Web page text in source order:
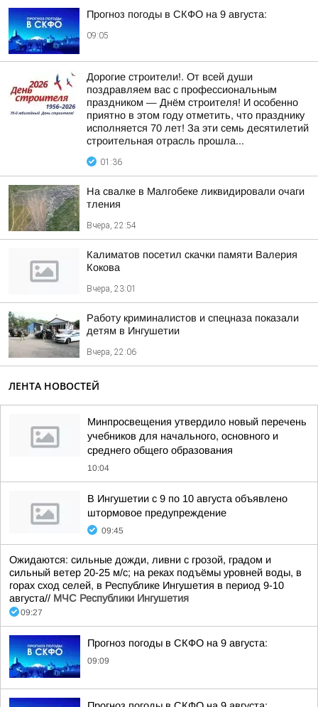
Прогноз погоды в СКФО на 9 августа:
09:05
Дорогие строители!. От всей души
поздравляем вас с профессиональным
праздником — Днём строителя! И особенно
приятно в этом году отметить, что празднику
исполняется 70 лет! За эти семь десятилетий
строительная отрасль прошла...
01:36
На свалке в Малгобеке ликвидировали очаги
тления
Вчера, 22:54
Калиматов посетил скачки памяти Валерия
Кокова
Вчера, 23:01
Работу криминалистов и спецназа показали
детям в Ингушетии
Вчера, 22:06
ЛЕНТА НОВОСТЕЙ
Минпросвещения утвердило новый перечень
учебников для начального, основного и
среднего общего образования
10:04
В Ингушетии с 9 по 10 августа объявлено
штормовое предупреждение
09:45
Ожидаются: сильные дожди, ливни с грозой, градом и
сильный ветер 20-25 м/с; на реках подъёмы уровней воды, в
горах сход селей, в Республике Ингушетия в период 9-10
августа// МЧС Республики Ингушетия
09:27
Прогноз погоды в СКФО на 9 августа:
09:09